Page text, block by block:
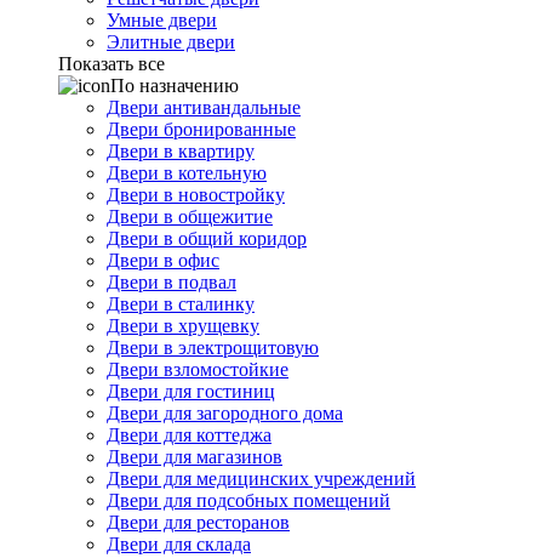
Умные двери
Элитные двери
Показать все
По назначению
Двери антивандальные
Двери бронированные
Двери в квартиру
Двери в котельную
Двери в новостройку
Двери в общежитие
Двери в общий коридор
Двери в офис
Двери в подвал
Двери в сталинку
Двери в хрущевку
Двери в электрощитовую
Двери взломостойкие
Двери для гостиниц
Двери для загородного дома
Двери для коттеджа
Двери для магазинов
Двери для медицинских учреждений
Двери для подсобных помещений
Двери для ресторанов
Двери для склада